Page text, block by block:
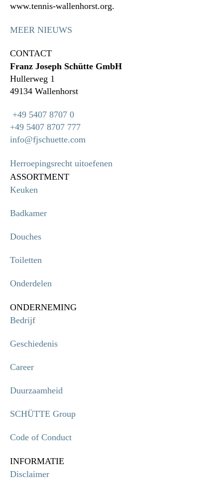
www.tennis-wallenhorst.org.
MEER NIEUWS
CONTACT
Franz Joseph Schütte GmbH
Hullerweg 1
49134 Wallenhorst
+49 5407 8707 0
+49 5407 8707 777
info@fjschuette.com
Herroepingsrecht uitoefenen
ASSORTMENT
Keuken
Badkamer
Douches
Toiletten
Onderdelen
ONDERNEMING
Bedrijf
Geschiedenis
Career
Duurzaamheid
SCHÜTTE Group
Code of Conduct
INFORMATIE
Disclaimer